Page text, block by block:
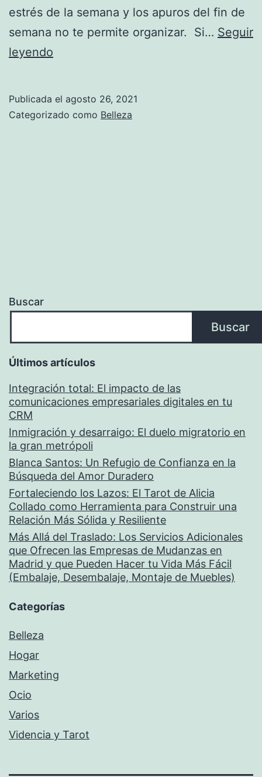
estrés de la semana y los apuros del fin de
semana no te permite organizar. Si… Seguir
leyendo
Conoce
Publicada el agosto 26, 2021
Categorizado como Belleza
Buscar
Buscar
Últimos artículos
Integración total: El impacto de las
comunicaciones empresariales digitales en tu
CRM
Inmigración y desarraigo: El duelo migratorio en
la gran metrópoli
Blanca Santos: Un Refugio de Confianza en la
Búsqueda del Amor Duradero
Fortaleciendo los Lazos: El Tarot de Alicia
Collado como Herramienta para Construir una
Relación Más Sólida y Resiliente
Más Allá del Traslado: Los Servicios Adicionales
que Ofrecen las Empresas de Mudanzas en
Madrid y que Pueden Hacer tu Vida Más Fácil
(Embalaje, Desembalaje, Montaje de Muebles)
Categorías
Belleza
Hogar
Marketing
Ocio
Varios
Videncia y Tarot